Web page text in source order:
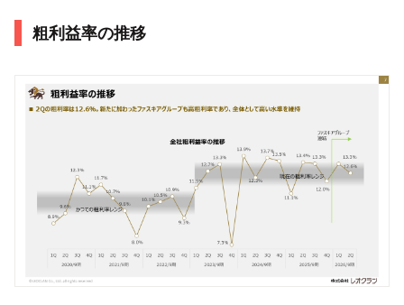
粗利益率の推移